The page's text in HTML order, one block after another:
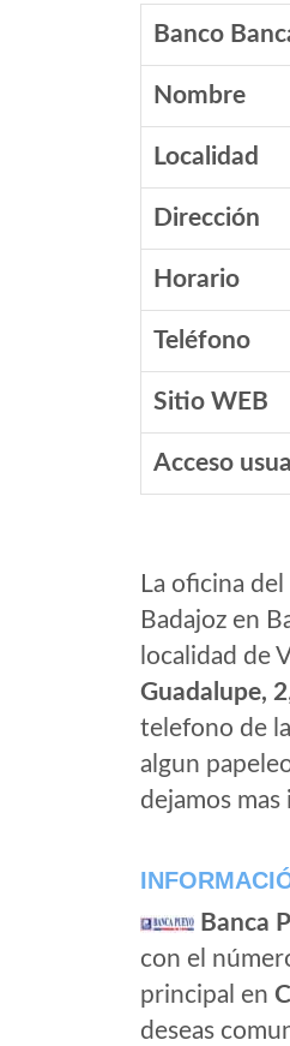
Banco
Nombre
Localidad
Dirección
Horario
Teléfono
Sitio WEB
Acceso
La oficina del
Badajoz en
localidad de
Guadalupe, 2
telefono de
algun
dejamos
Banca
con el
principal en
deseas